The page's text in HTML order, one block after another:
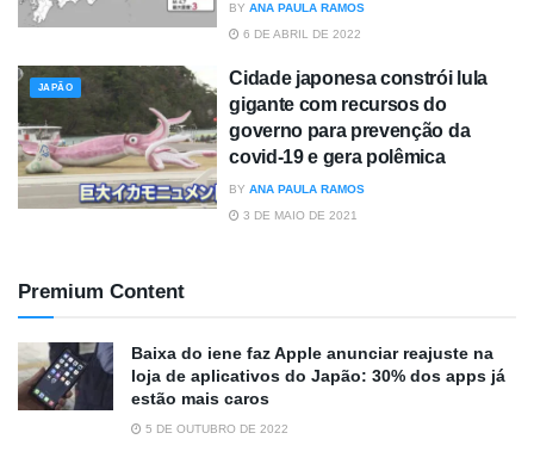
BY ANA PAULA RAMOS
6 DE ABRIL DE 2022
JAPÃO
Cidade japonesa constrói lula
gigante com recursos do
governo para prevenção da
covid-19 e gera polêmica
BY ANA PAULA RAMOS
3 DE MAIO DE 2021
Premium Content
Baixa do iene faz Apple anunciar reajuste na
loja de aplicativos do Japão: 30% dos apps já
estão mais caros
5 DE OUTUBRO DE 2022